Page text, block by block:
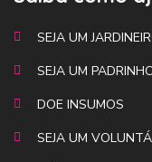
SEJA UM
SEJA UM
DOE INSUMOS
SEJA UM